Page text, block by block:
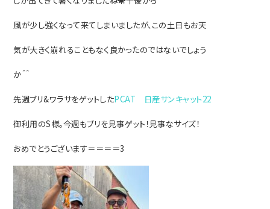
風が少し強くなって来てしまいましたが、この土日もお天
気が大きく崩れることもなく良かったのではないでしょう
か＾＾
先週ブリ&ワラサをゲットしたPCAT 日産サンキャット22
御利用のS様。今週もブリを見事ゲット！見事なサイズ！
おめでとうございます＝＝＝＝3